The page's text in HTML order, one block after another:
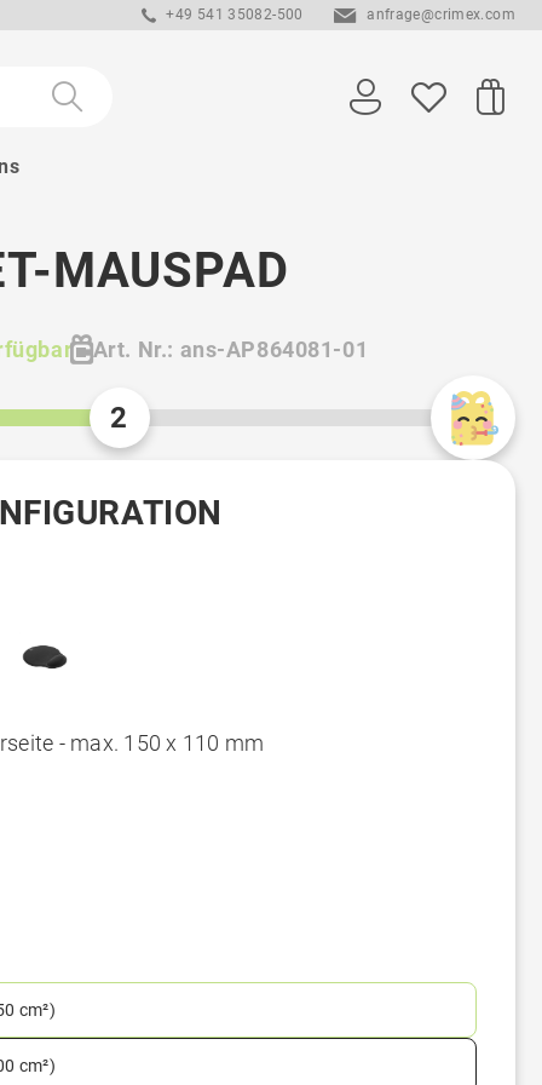
+49 541 35082-500 anfrage@crimex.com
MAUSPAD
Art. Nr.: ans-AP864081-01
2
- max. 150 x 110 mm
cm²)
cm²)